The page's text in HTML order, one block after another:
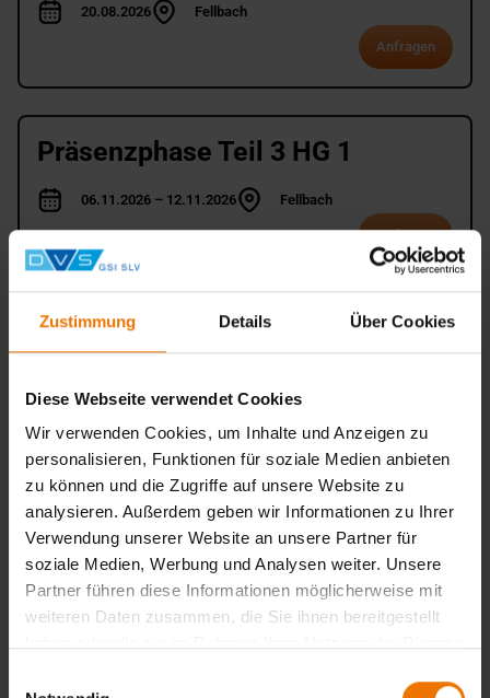
Zustimmung Details Über Cookies
Diese Webseite verwendet Cookies
Wir verwenden Cookies, um Inhalte und Anzeigen zu
personalisieren, Funktionen für soziale Medien anbieten
zu können und die Zugriffe auf unsere Website zu
analysieren. Außerdem geben wir Informationen zu Ihrer
Verwendung unserer Website an unsere Partner für
soziale Medien, Werbung und Analysen weiter. Unsere
Partner führen diese Informationen möglicherweise mit
weiteren Daten zusammen, die Sie ihnen bereitgestellt
20.08.2026 Fellbach
Anfragen
Präsenzphase Teil 3 HG 1
06.11.2026 – 12.11.2026 Fellbach
Anfragen
Präsenzphase Teil 3 HG 2
Anfragen
Präsenzphase Teil 3 HG 3
24.11.2026 – 27.11.2026 Fellbach
Anfragen